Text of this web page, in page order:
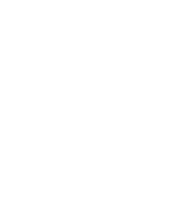
術博士)、林千鈴 ( 蘇荷兒童美術館/
》作者)、薛丞堯(國小藝術教師) 、
責人)
源，也是這本書所傳遞的訊息！」
學美術博士)